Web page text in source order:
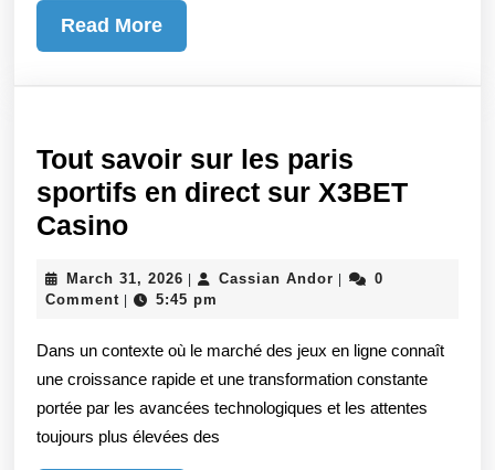
Read MoreRead
More
Tout savoir sur les paris
sportifs en direct sur X3BET
CasinoTout
sur
paris
sportifs
en
March 31, 2026 March
31,
| Cassian Andor Cassian
|
0
Comment | 5:45 pm
Dans un contexte où le marché des jeux en ligne connaît
une croissance rapide et une transformation constante
portée par les avancées technologiques et les attentes
toujours plus élevées des